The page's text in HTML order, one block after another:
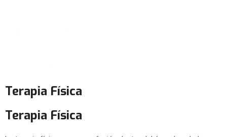
Terapia Física
Terapia Física